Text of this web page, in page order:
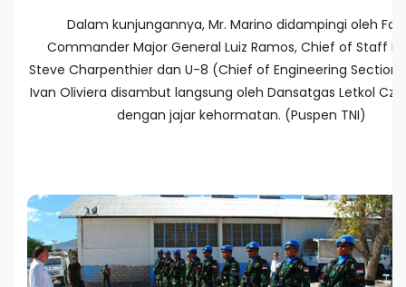
Dalam kunjungannya, Mr. Marino didampingi oleh
Commander Major General Luiz Ramos, Chief of Staff
Steve Charpenthier dan U-8 (Chief of Engineering
Ivan Oliviera disambut langsung oleh Dansatgas Letkol Czi
dengan jajar kehormatan. (Puspen TNI)